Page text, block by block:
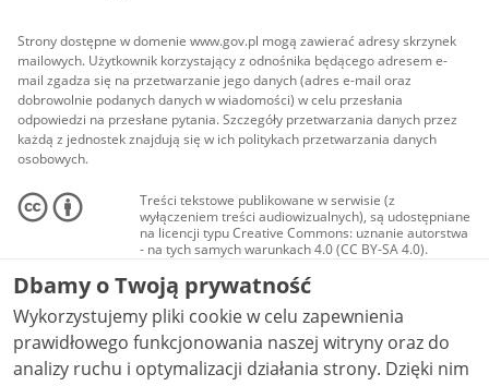
Strony dostępne w domenie www.gov.pl mogą zawierać adresy skrzynek
mailowych. Użytkownik korzystający z odnośnika będącego adresem e-
mail zgadza się na przetwarzanie jego danych (adres e-mail oraz
dobrowolnie podanych danych w wiadomości) w celu przesłania
odpowiedzi na przesłane pytania. Szczegóły przetwarzania danych przez
każdą z jednostek znajdują się w ich politykach przetwarzania danych
osobowych.
Treści tekstowe publikowane w serwisie (z
wyłączeniem treści audiowizualnych), są udostępniane
na licencji typu Creative Commons: uznanie autorstwa
- na tych samych warunkach 4.0 (CC BY-SA 4.0).
Materiały audiowizualne, w tym zdjęcia, materiały
audio i wideo, są udostępniane na licencji typu
Creative Commons: uznanie autorstwa użycie
niekomercyjne - bez utworów zależnych 4.0 (CC BY-
NC-ND 4.0), o ile nie jest to stwierdzone inaczej.
Dbamy o Twoją prywatność
Wykorzystujemy pliki cookie w celu zapewnienia
prawidłowego funkcjonowania naszej witryny oraz do
analizy ruchu i optymalizacji działania strony. Dzięki nim